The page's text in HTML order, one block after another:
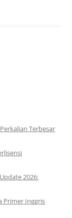
Terbesar
2026:
Primer Inggris